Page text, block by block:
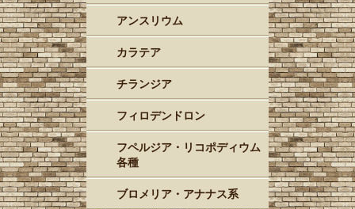
アンスリウム
カラテア
チランジア
フィロデンドロン
フペルジア・リコポディウム
各種
ブロメリア・アナナス系